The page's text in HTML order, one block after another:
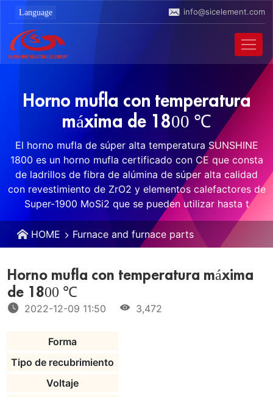
info@sicelement.com
Horno mufla con temperatura
máxima de 1800 ℃
El horno mufla de súper alta temperatura SUNSHINE
1800 es un horno mufla certificado con CE que consta
de ladrillos de fibra de alúmina de súper alta calidad
con revestimiento de ZrO2 y elementos calefactores de
Super-1900 MoSi2 que se pueden utilizar hasta t
HOME Furnace and furnace parts
Horno mufla con temperatura máxima
de 1800 ℃
2022-12-09 11:50 3,472
Forma
Tipo de recubrimiento
Voltaje